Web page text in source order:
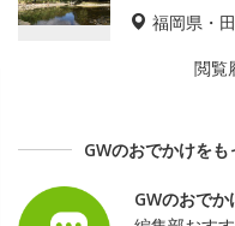
福岡県・
閲覧
GWのおでかけをも
GWのおで